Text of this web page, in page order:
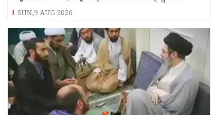
മുൻപില്‍ ഹാജരാക്കും
SUN,9 AUG 2026